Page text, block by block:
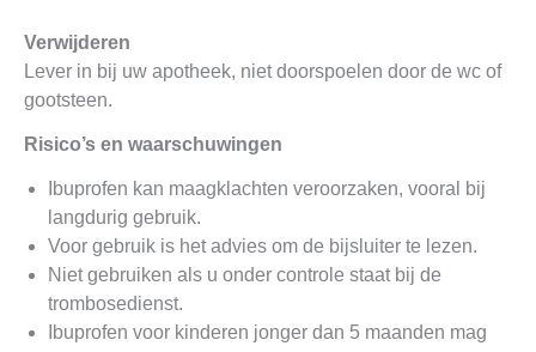
Verwijderen
Lever in bij uw apotheek, niet doorspoelen door de wc of
gootsteen.
Risico’s en waarschuwingen
Ibuprofen kan maagklachten veroorzaken, vooral bij
langdurig gebruik.
Voor gebruik is het advies om de bijsluiter te lezen.
Niet gebruiken als u onder controle staat bij de
trombosedienst.
Ibuprofen voor kinderen jonger dan 5 maanden mag